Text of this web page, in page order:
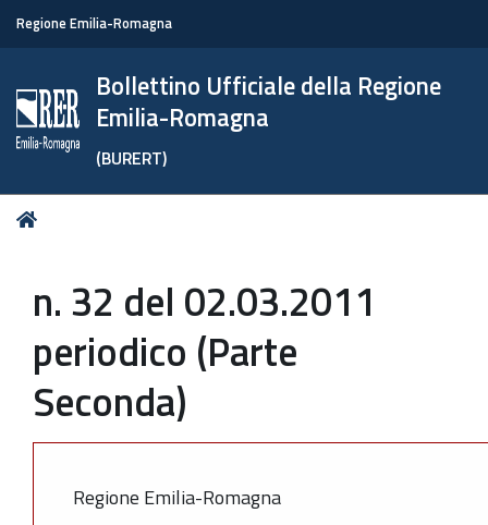
Regione Emilia-Romagna
Bollettino Ufficiale della Regione
Emilia-Romagna
(BURERT)
Tu
n. 32 del 02.03.2011
periodico (Parte
Seconda)
Regione Emilia-Romagna